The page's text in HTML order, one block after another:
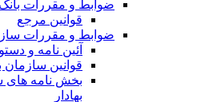
ضوابط و مقررات
قوانين مرجع
ضوابط و مقررات
آئین نامه و
قوانین سازمان
بخش نامه های
بهادار